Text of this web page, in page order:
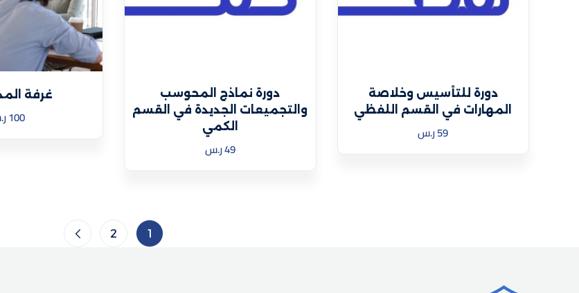
دورة للتأسيس وخلاصة
المهارات في القسم اللفظي
59ر.س
دورة نماذج المحوسب
والتجميعات الجديدة في القسم
الكمي
49ر.س
غرفة
100
1
2